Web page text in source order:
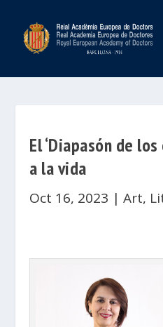
El ‘Diapasón de los
a la vida
Oct 16, 2023 |Art,